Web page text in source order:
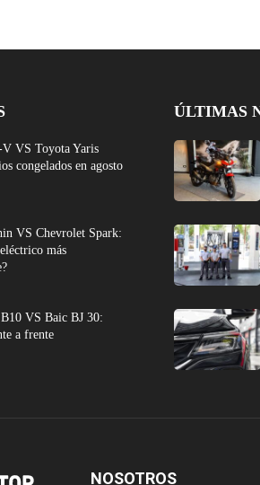
VS Toyota Yaris
congelados en agosto
VS Chevrolet Spark:
más
VS Baic BJ 30:
a frente
ÚLTIMAS
NOSOTROS